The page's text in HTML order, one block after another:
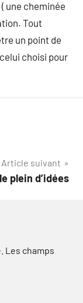
une cheminée
Tout
un point de
choisi pour
Article suivant
plein d’idées
Les champs